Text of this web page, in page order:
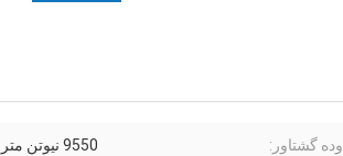
گشتاور: 9550 نیوتن متر